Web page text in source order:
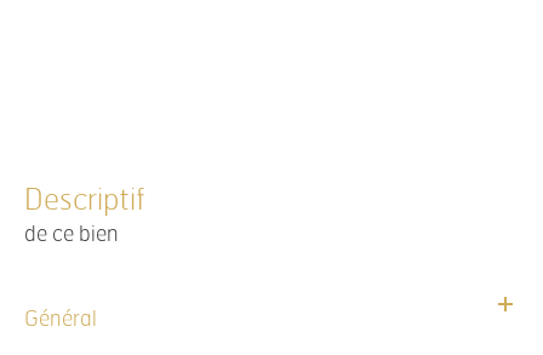
descriptif
de ce bien
Général